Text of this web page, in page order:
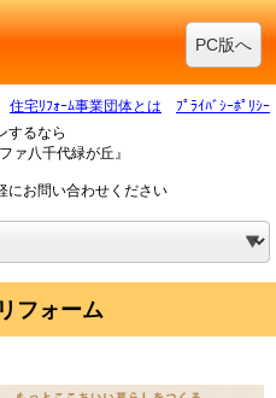
PC版へ
住宅ﾘﾌｫｰﾑ事業団体とは
ﾌﾟﾗｲﾊﾞｼｰﾎﾟﾘｼｰ
するなら
ァ八千代緑が丘』
にお問い合わせください
フォーム